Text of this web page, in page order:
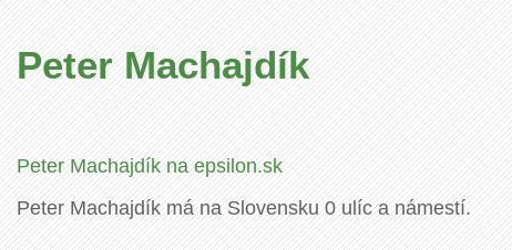
Peter Machajdík
Peter Machajdík na epsilon.sk
Peter Machajdík má na Slovensku 0 ulíc a námestí.